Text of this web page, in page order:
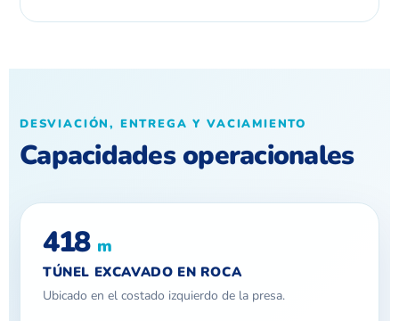
DESVIACIÓN, ENTREGA Y VACIAMIENTO
Capacidades operacionales
418 m
TÚNEL EXCAVADO EN ROCA
Ubicado en el costado izquierdo de la presa.